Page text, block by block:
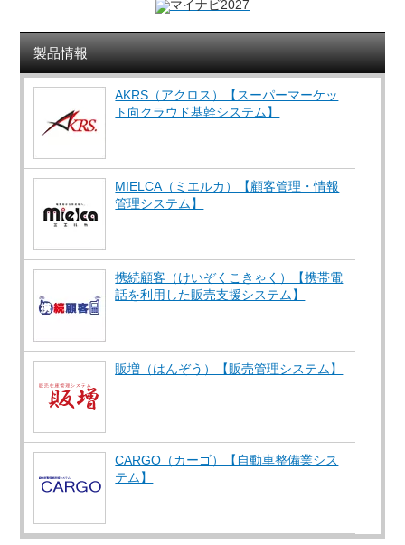
製品情報
AKRS（アクロス）【スーパーマーケッ
ト向クラウド基幹システム】
MIELCA（ミエルカ）【顧客管理・情報
管理システム】
携続顧客（けいぞくこきゃく）【携帯電
話を利用した販売支援システム】
販増（はんぞう）【販売管理システム】
CARGO（カーゴ）【自動車整備業シス
テム】